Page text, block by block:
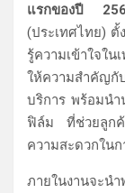
แรกของปี
(ประเทศไทย) ตั้
รู้ความเข้าใจใ
ให้ความสำคัญ
บริการ พร้อมน
ฟิล์ม ที่ช่วยลูกค้า
ความสะดวกในก
ภายในงานจะน